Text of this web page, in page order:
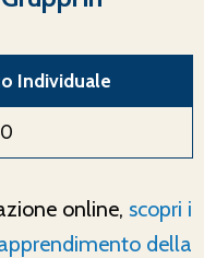
Individuale
online, scopri i
della